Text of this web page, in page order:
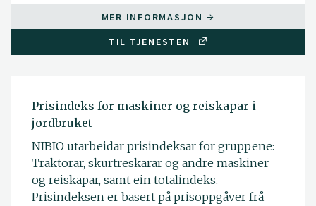
MER INFORMASJON
TIL TJENESTEN
Prisindeks for maskiner og reiskapar i
jordbruket
NIBIO utarbeidar prisindeksar for gruppene:
Traktorar, skurtreskarar og andre maskiner
og reiskapar, samt ein totalindeks.
Prisindeksen er basert på prisoppgåver frå